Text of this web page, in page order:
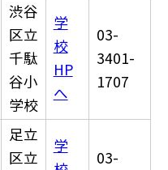
渋谷
区立
千駄
谷小
学校
学
校
HP
へ
03-
3401-
1707
足立
区立
学
03-